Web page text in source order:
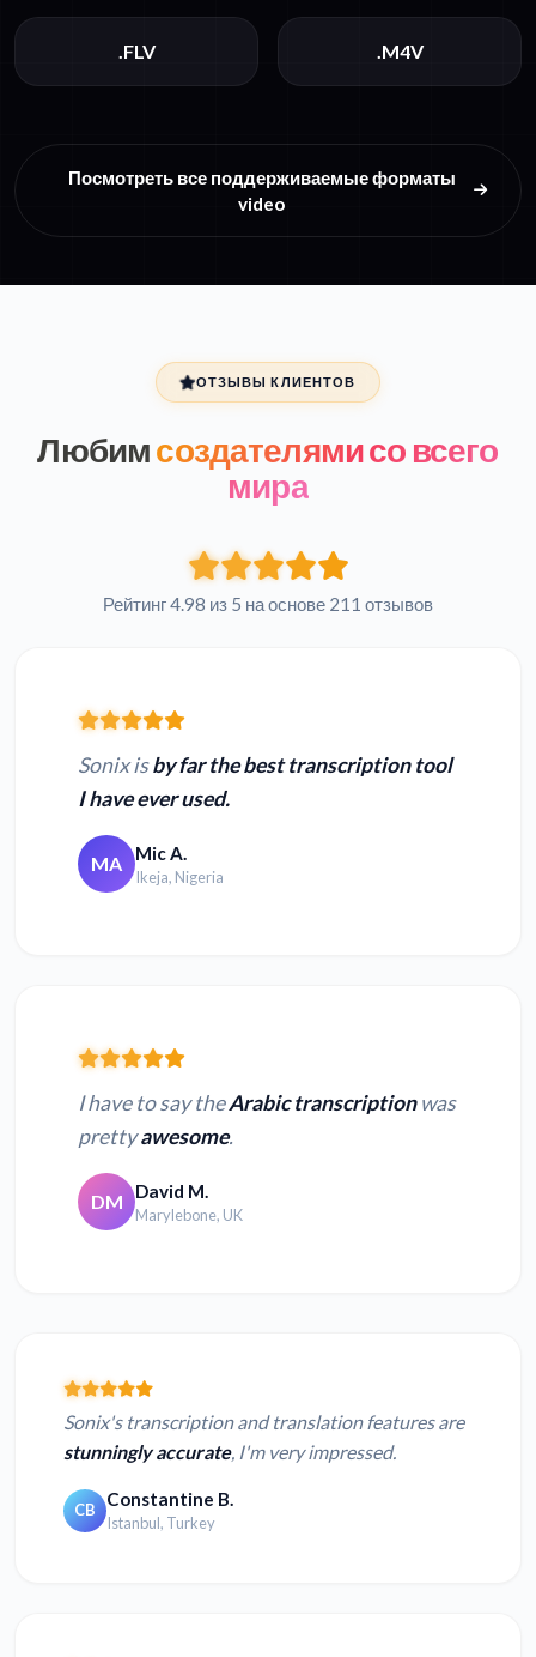
.FLV .M4V
Посмотреть все поддерживаемые форматы
video
ОТЗЫВЫ КЛИЕНТОВ
Любимсоздателями со всего
мира
Рейтинг 4.98 из 5 на основе 211 отзывов
Sonix isby far the best transcription tool
I have ever used.
MA Mic A.
Ikeja, Nigeria
I have to say theArabic transcriptionwas
prettyawesome.
DM David M.
Marylebone, UK
Sonix's transcription and translation features are
stunningly accurate, I'm very impressed.
CB Constantine B.
Istanbul, Turkey